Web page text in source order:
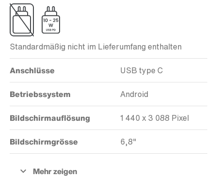
Standardmäßig nicht im Lieferumfang enthalten
Anschlüsse USB type C
Betriebssystem Android
Bildschirmauflösung 1 440 x 3 088 Pixel
Bildschirmgrösse 6,8"